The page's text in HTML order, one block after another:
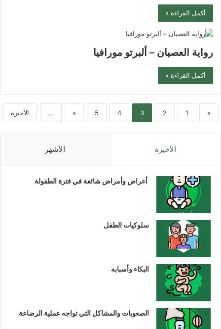
أكمل القراءة »
رواية العصيان – ألبرتو مورافيا
أكمل القراءة »
«
1
2
3
4
5
»
... الأخيرة
الأخيرة الأشهر
أعراض وأمراض شائعة في فترة الطفولة
سلوكيات الطفل
البكاء وأسبابه
الصعوبات والمشاكل التي تواجه عملية الرضاعة